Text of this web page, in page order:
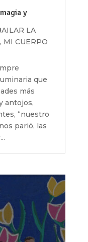
y
LA
, MI CUERPO
que
más
antojos,
“nuestro
parió, las